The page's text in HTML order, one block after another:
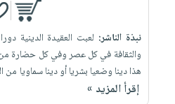
نبذة الناشر: لعبت العقيدة الدينية
والثقافة في كل عصر وفي كل حضارة من
هذا دينا وضعيا بشريا أو دينا سماويا من
إقرأ المزيد »